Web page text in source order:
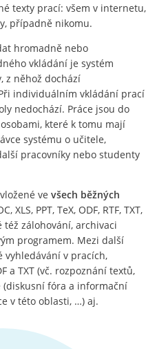
texty prací: všem v internetu,
případně nikomu.
hromadně nebo
vkládání je systém
z něhož dochází
individuálním vkládání prací
nedochází. Práce jsou do
které k tomu mají
systému o učitele,
pracovníky nebo studenty
ve všech běžných
XLS, PPT, TeX, ODF, RTF, TXT,
zálohování, archivaci
programem. Mezi další
vyhledávání v pracích,
a TXT (vč. rozpoznání textů,
(diskusní fóra a informační
v této oblasti, …) aj.